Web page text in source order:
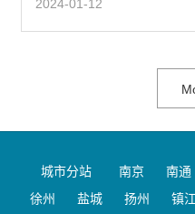
2024-01-12
城市分站 南京 南通
徐州
盐城 扬州 镇江